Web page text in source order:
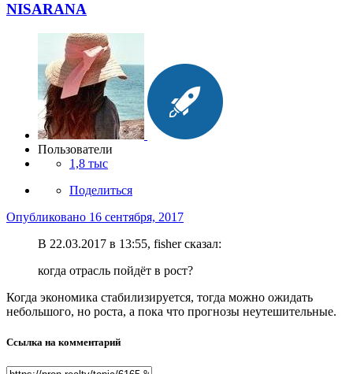
NISARANA
Пользователи
1,8 тыс
Поделиться
Опубликовано 16 сентября, 2017
В 22.03.2017 в 13:55, fisher сказал:
когда отрасль пойдёт в рост?
Когда экономика стабилизируется, тогда можно ожидать
небольшого, но роста, а пока что прогнозы неутешительные.
Ссылка на комментарий